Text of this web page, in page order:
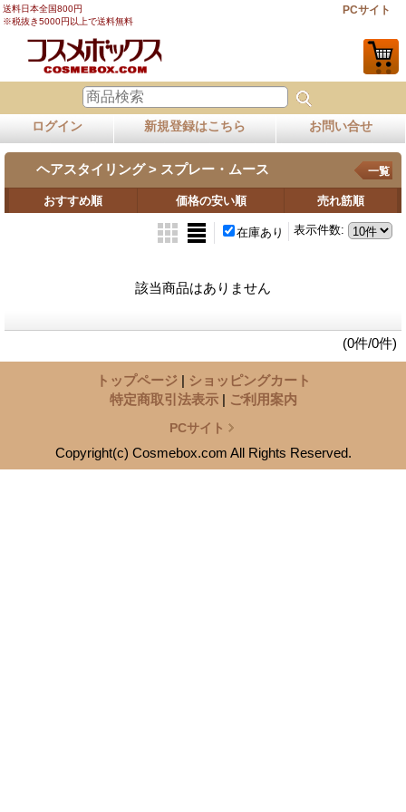
送料日本全国800円
※税抜き5000円以上で送料無料
PCサイト
ログイン 新規登録はこちら お問い合せ
ヘアスタイリング > スプレー・ムース 一覧
おすすめ順 価格の安い順 売れ筋順
表示件数:
在庫あり
該当商品はありません
(0件/0件)
トップページ | ショッピングカート
特定商取引法表示 | ご利用案内
PCサイト
Copyright(c) Cosmebox.com All Rights Reserved.